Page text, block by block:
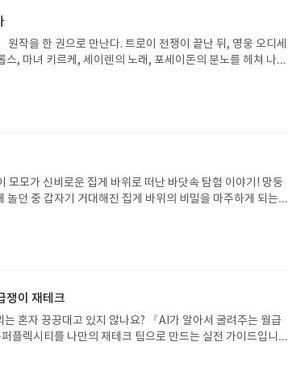
작을 한 권으로 만난다. 트로이 전쟁이 끝난 뒤, 영웅 오디세
, 마녀 키르케, 세이렌의 노래, 포세이돈의 분노를 헤쳐 나간
의 방대한 24권 서사를 현대적이고 자연스러운 한국어로 풀
치지 않고 끝까지 읽을 수 있다. 3천 년을 이어 온 귀향과 모험
게 펼쳐진다.한권으로 읽는 오디세이아글쓴이호메로스 저/육
정 불가)▶ 서평단 신청 방법 : 기대평 댓글을 작성해주세요!
는 '사락'으로 개편되어 별도로 개설하지 않으셔도 됩니다. ▶
아닌 회원정보상의 주소/연락처 (클릭 시 수정 가능)로 발송됩
제외되거나 배송에서 누락될 수 있습니다(재발송 불가). ▶
작성해주셔야 합니다. (포스트가 아닌 '리뷰'로 작성)- 기간
모모가 신비로운 집게 바위로 떠난 바닷속 탐험 이야기! 망둥
놀던 중 갑자기 거대해진 집게 바위의 비밀을 마주하게 되는
상력을 자극하는 환상적인 해양 모험 동화 속으로 풍덩 빠져
사풀빛 예스24 바로가기 닫기모집인원 : 20명신청기간 : 202
리뷰 작성기한 : 도서/상품 받고 2주 이내 ▶ 주소/연락처 업
해주세요.- 기존 YES블로그는 '사락'으로 개편되어 별도로
- 도서/상품은 최근 배송지가 아닌 회원정보상의 주소/연락
락처에 문제가 있을 시 선정에서 제외되거나 배송에서 누락
서/상품을 받고 2주 이내 리뷰를 작성해주셔야 합니다. (포
성실한 리뷰, 도서/상품과 무관한 리뷰 작성 시 이후 선정에
쟁이 재테크
혼자 끙끙대고 있지 않나요? 『AI가 알아서 굴려주는 월급
플렉시티를 나만의 재테크 팀으로 만드는 실전 가이드입니
산 관리 자동화 루틴까지, 코딩 없이도 프롬프트 하나로 20년
다. 좋은 정보를 찾는 시대는 끝났습니다. 이제는 좋은 질문을